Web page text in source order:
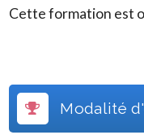
Cette formation est
Modalité